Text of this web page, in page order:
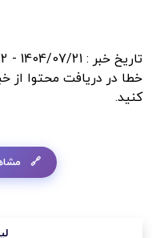
تاریخ خبر : 1404/07/21 - 09:08:52
خطا در دریافت محتوا از
کنید.